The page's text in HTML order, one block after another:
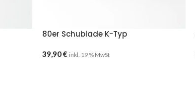
80er Schublade K-Typ
39,90€ inkl. 19 % MwSt